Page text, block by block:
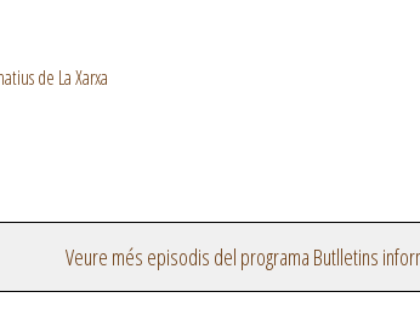
de La Xarxa
Veure més episodis del programa Butlletins